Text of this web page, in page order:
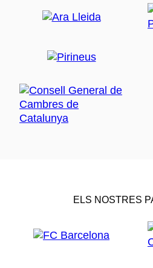
ELS NOSTRES